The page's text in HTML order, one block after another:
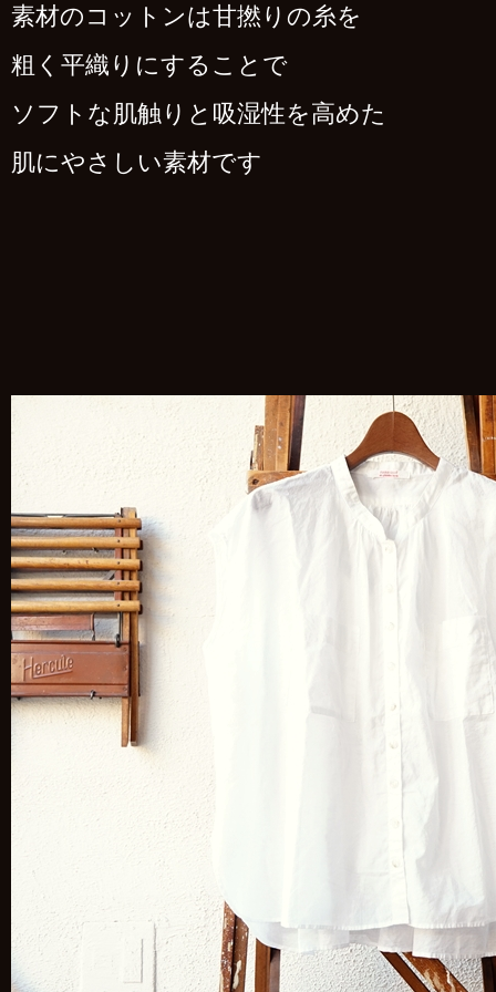
素材のコットンは甘撚りの糸を
粗く平織りにすることで
ソフトな肌触りと吸湿性を高めた
肌にやさしい素材です